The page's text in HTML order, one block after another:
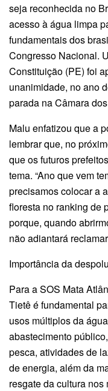
seja reconhecida no
acesso à água limpa
fundamentais dos
Congresso Nacional.
Constituição (PE) foi
unanimidade, no ano
parada na Câmara
Malu enfatizou que a
lembrar que, no
que os futuros
tema. “Ano que vem
precisamos colocar a
floresta no ranking de
porque, quando
não adiantará
Importância da
Para a SOS Mata
Tietê é fundamental
usos múltiplos da
abastecimento
pesca, atividades de
de energia, além da
resgate da cultura